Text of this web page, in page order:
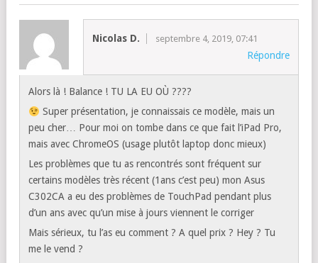
Nicolas D. septembre 4, 2019, 07:41
Répondre
Alors là ! Balance ! TU LA EU OÙ ????
Super présentation, je connaissais ce modèle, mais un
peu cher… Pour moi on tombe dans ce que fait l’iPad Pro,
mais avec ChromeOS (usage plutôt laptop donc mieux)
Les problèmes que tu as rencontrés sont fréquent sur
certains modèles très récent (1ans c’est peu) mon Asus
C302CA a eu des problèmes de TouchPad pendant plus
d’un ans avec qu’un mise à jours viennent le corriger
Mais sérieux, tu l’as eu comment ? A quel prix ? Hey ? Tu
me le vend ?